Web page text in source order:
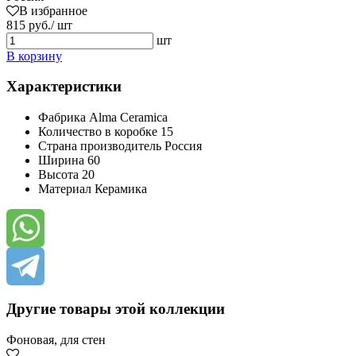
В избранное
815 руб./ шт
шт
В корзину
Характеристики
Фабрика Alma Ceramica
Количество в коробке 15
Страна производитель Россия
Ширина 60
Высота 20
Материал Керамика
Другие товары этой коллекции
Фоновая, для стен